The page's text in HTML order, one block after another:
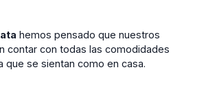
hemos pensado que nuestros
contar con todas las comodidades
que se sientan como en casa.